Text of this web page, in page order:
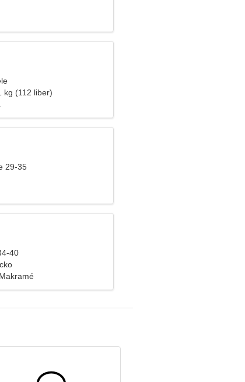
kg (112 liber)
29-35
40